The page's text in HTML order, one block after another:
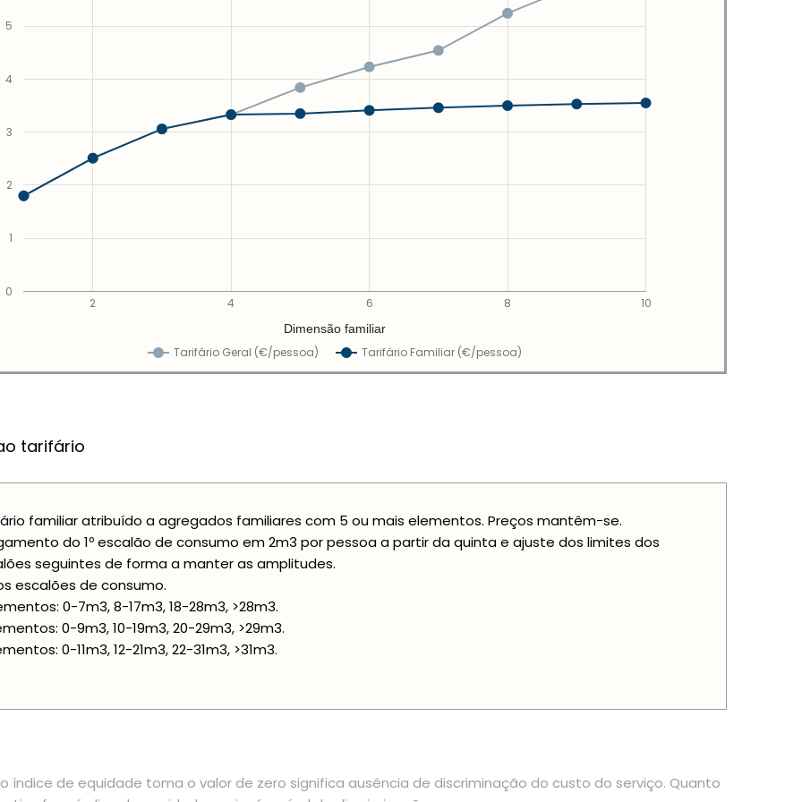
Tarifário Geral (€/pessoa) Tarifário Familiar (€/pessoa)
2 4 6 8 10
0
1
2
3
4
5
Dimensão familiar
tarifário
familiar atribuído a agregados familiares com 5 ou mais elementos. Preços mantêm-se.
do 1º escalão de consumo em 2m3 por pessoa a partir da quinta e ajuste dos limites dos
seguintes de forma a manter as amplitudes.
escalões de consumo.
0-7m3, 8-17m3, 18-28m3, >28m3.
0-9m3, 10-19m3, 20-29m3, >29m3.
0-11m3, 12-21m3, 22-31m3, >31m3.
índice de equidade toma o valor de zero significa ausência de discriminação do custo do serviço. Quanto